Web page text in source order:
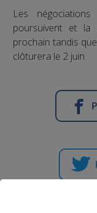
Les
poursuivent et
prochain tandis
clôturera le 2 juin.